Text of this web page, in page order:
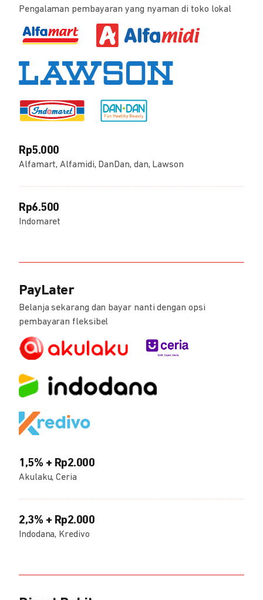
Pengalaman pembayaran yang nyaman di toko lokal
Rp5.000
Alfamart, Alfamidi, DanDan, dan, Lawson
Rp6.500
Indomaret
PayLater
Belanja sekarang dan bayar nanti dengan opsi
pembayaran fleksibel
1,5% + Rp2.000
Akulaku, Ceria
2,3% + Rp2.000
Indodana, Kredivo